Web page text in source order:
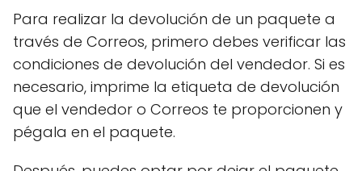
Para realizar la devolución de un paquete a
través de Correos, primero debes verificar las
condiciones de devolución del vendedor. Si es
necesario, imprime la etiqueta de devolución
que el vendedor o Correos te proporcionen y
pégala en el paquete.